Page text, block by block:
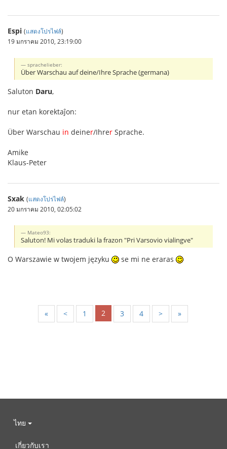
Espi (แสดงโปรไฟล์)
19 มกราคม 2010, 23:19:00
sprachelieber:
Über Warschau auf deine/Ihre Sprache (germana)
Saluton Daru,
nur etan korektaĵon:
Über Warschau in deiner/Ihrer Sprache.
Amike
Klaus-Peter
Sxak (แสดงโปรไฟล์)
20 มกราคม 2010, 02:05:02
Mateo93:
Saluton! Mi volas traduki la frazon "Pri Varsovio vialingve"
O Warszawie w twojem języku se mi ne eraras
« < 1 2 3 4 > »
ไทย
เกี่ยวกับเรา